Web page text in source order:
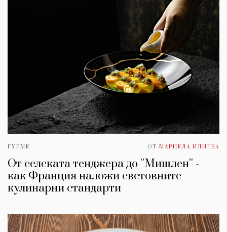
ГУРМЕ ОТ МАРИЕЛА ИЛИЕВА
От селската тенджера до ''Мишлен'' -
как Франция наложи световните
кулинарни стандарти